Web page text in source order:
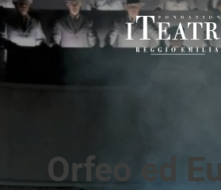
Orfeo ed